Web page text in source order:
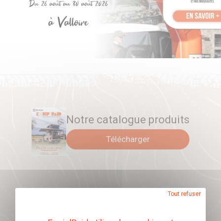
avant
Notre catalogue produits
Télécharger
Tout refuser